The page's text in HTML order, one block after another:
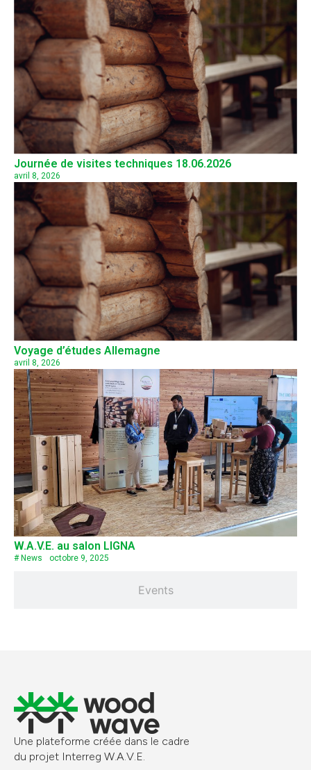
Events
Journée de visites techniques 18.06.2026
avril 8, 2026
Voyage d’études Allemagne
avril 8, 2026
W.A.V.E. au salon LIGNA
# News octobre 9, 2025
Une plateforme créée dans le cadre
du projet Interreg W.A.V.E.